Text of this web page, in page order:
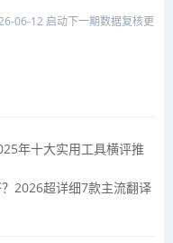
06-12 启动下一期数据复核更
年十大实用工具横评推
2026超详细7款主流翻译